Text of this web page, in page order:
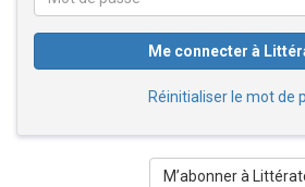
Me connecter à
Réinitialiser le mot de
M’abonner à